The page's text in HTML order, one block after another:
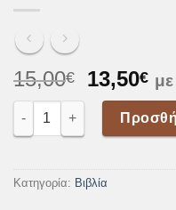
15,00€
Original
price
was:
15,00€.
13,50€Η
ΔΗΜΙΟΥΡΓΙΑ ΖΩΗΣ
Κατηγορία: Βιβλία